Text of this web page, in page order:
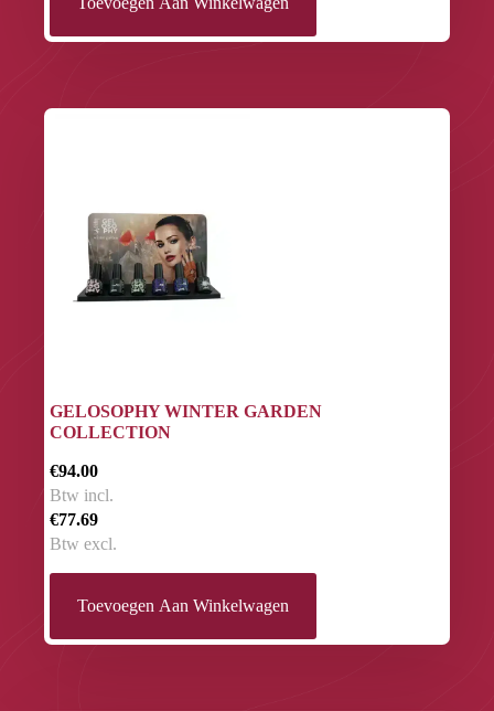
GELOSOPHY WINTER GARDEN
COLLECTION
€94.00
Btw incl.
€77.69
Btw excl.
Toevoegen Aan Winkelwagen